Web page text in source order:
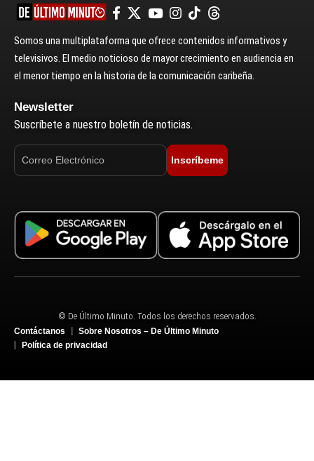
Somos una multiplataforma que ofrece contenidos informativos y
televisivos. El medio noticioso de mayor crecimiento en audiencia en
el menor tiempo en la historia de la comunicación caribeña.
Newsletter
Suscríbete a nuestro boletín de noticias.
Inscríbeme
© De Último Minuto. Todos los derechos reservados.
Contáctanos
Sobre Nosotros – De Último Minuto
Política de privacidad